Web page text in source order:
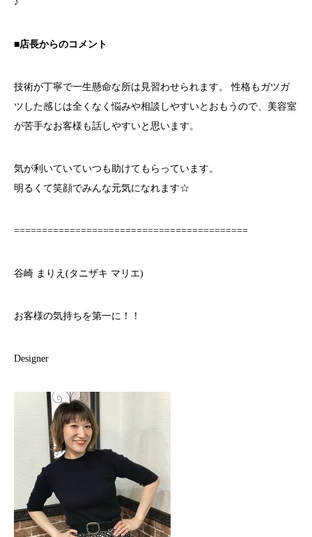
■店長からのコメント
技術が丁寧で一生懸命な所は見習わせられます。 性格もガツガ
ツした感じは全くなく悩みや相談しやすいとおもうので、美容室
が苦手なお客様も話しやすいと思います。
気が利いていていつも助けてもらっています。
明るくて笑顔でみんな元気になれます☆
==========================================
谷崎 まりえ(タニザキ マリエ)
お客様の気持ちを第一に！！
Designer